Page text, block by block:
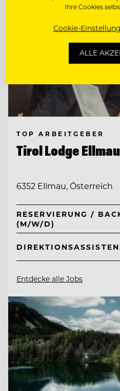
TOP ARBEITGEBER
Tirol Lodge Ellmau
6352 Ellmau, Österreich
RESERVIERUNG /
(M/W/D)
Entdecke alle Jobs
Ihre Cookies
Cookie-
ALLE